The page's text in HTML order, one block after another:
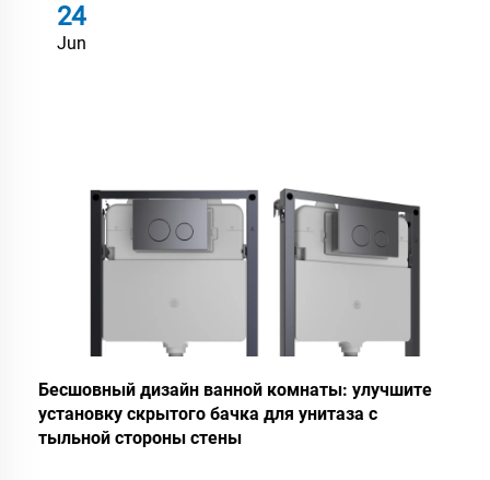
24
Jun
Бесшовный дизайн ванной комнаты: улучшите
установку скрытого бачка для унитаза с
тыльной стороны стены